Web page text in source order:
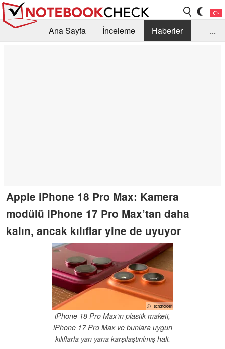
Ana Sayfa İnceleme
Haberler
...
Apple iPhone 18 Pro Max: Kamera
modülü iPhone 17 Pro Max’tan daha
kalın, ancak kılıflar yine de uyuyor
ⓘ Techdroider
iPhone 18 Pro Max’ın plastik maketi,
iPhone 17 Pro Max ve bunlara uygun
kılıflarla yan yana karşılaştırılmış hali.